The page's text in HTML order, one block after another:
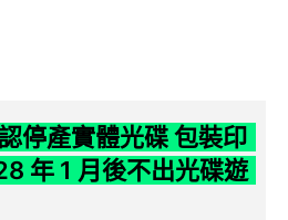
停產實體光碟 包裝印
年 1 月後不出光碟遊